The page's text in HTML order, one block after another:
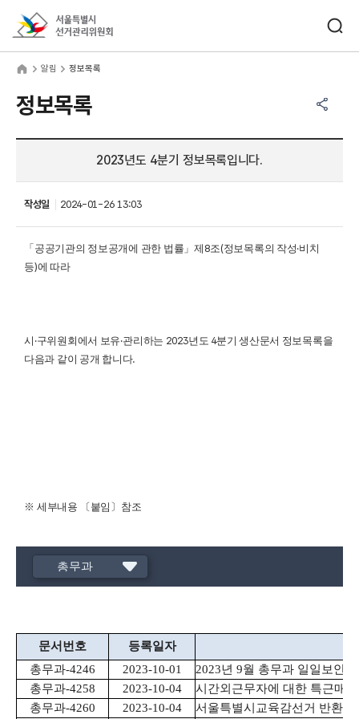
알림 정보목록
정보목록
2023년도 4분기 정보목록입니다.
작성일 2024-01-26 13:03
「 공공기관의 정보공개에 관한 법률 」제 8조(정보목록의 작성·비치
등)에 따라
시 ·구위원회에서 보유·관리하는 2023년도 4분기 생산문서 정보목록을
다음과 같이 공개 합니다.
※ 세부내용 〔 붙임 〕 참조